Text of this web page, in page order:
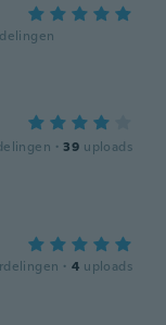
· 39 uploads
· 4 uploads